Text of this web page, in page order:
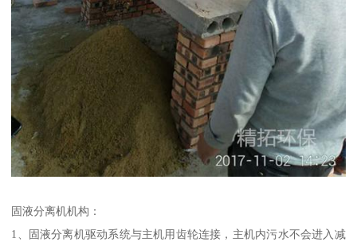
固液分离机机构：
1、固液分离机驱动系统与主机用齿轮连接，主机内污水不会进入减